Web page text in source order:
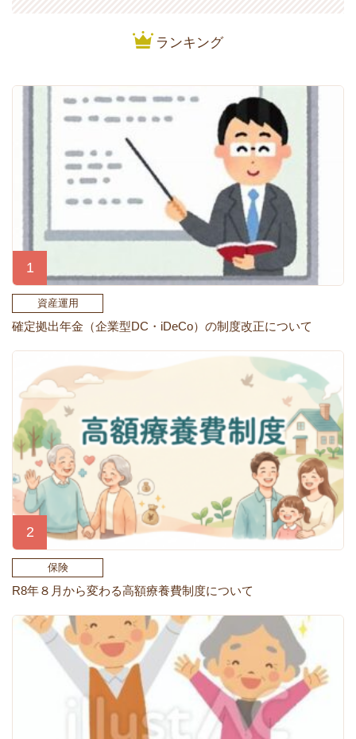
ランキング
資産運用
確定拠出年金（企業型DC・iDeCo）の制度改正について
保険
R8年８月から変わる高額療養費制度について